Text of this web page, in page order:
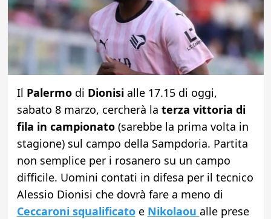
Il Palermo di Dionisi alle 17.15 di oggi,
sabato 8 marzo, cercherà la terza vittoria di
fila in campionato (sarebbe la prima volta in
stagione) sul campo della Sampdoria. Partita
non semplice per i rosanero su un campo
difficile. Uomini contati in difesa per il tecnico
Alessio Dionisi che dovrà fare a meno di
Ceccaroni squalificatoe Nikolaou alle prese